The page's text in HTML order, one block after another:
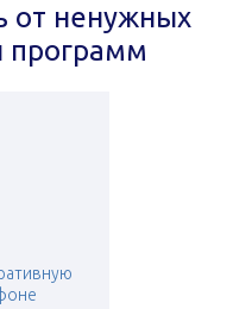
от ненужных